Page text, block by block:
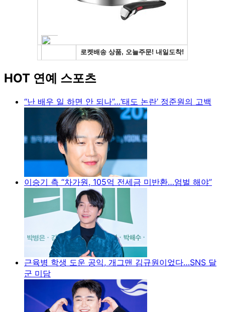
HOT 연예 스포츠
“난 배우 일 하면 안 되나”…‘태도 논란’ 정준원의 고백
이승기 측 “차가원, 105억 전세금 미반환…엄벌 해야”
근육병 학생 도운 공익, 개그맨 김규원이었다…SNS 달
군 미담